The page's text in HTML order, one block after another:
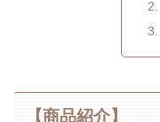
【商品紹介】